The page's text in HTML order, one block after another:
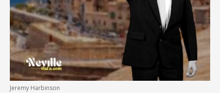
Jeremy Harbinson